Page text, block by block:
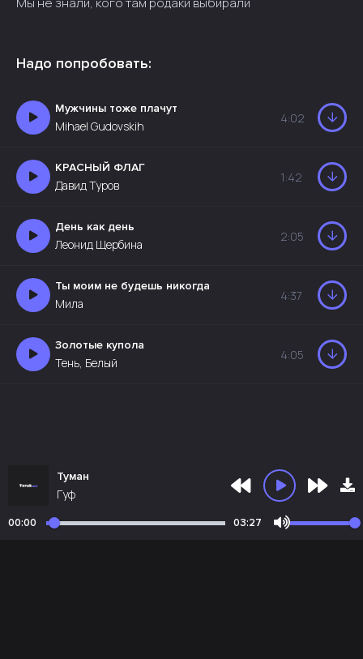
Надо попробовать:
Мужчины тоже плачут
Mihael Gudovskih
4:02
КРАСНЫЙ ФЛАГ
Давид Туров
1:42
День как день
Леонид Щербина
2:05
Ты моим не будешь никогда
Мила
4:37
Золотые купола
Тень, Белый
4:05
Туман
Гуф
00:00 03:27